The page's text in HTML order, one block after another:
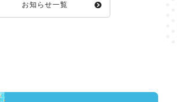
お知らせ一覧